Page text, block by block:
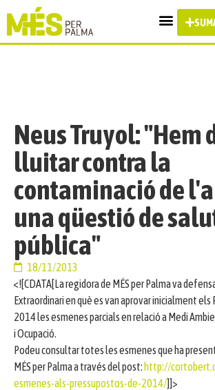
Neus Truyol: "Hem
lluitar contra la
contaminació de
una qüestió de
pública"
18/11/2013
<![CDATA[La regidora de MÉS per Palma va
Extraordinari en què es van aprovar inicialment els
2014 les esmenes parcials en relació a Medi
i Ocupació.
Podeu consultar totes les esmenes que ha
MÉS per Palma a través del post: http://
esmenes-als-pressupostos-de-2014/]]>